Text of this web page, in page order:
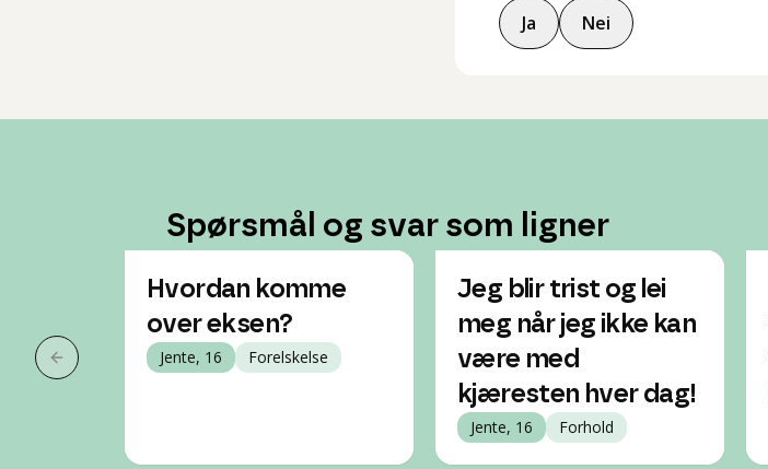
Ja Nei
Spørsmål og svar som ligner
Forrige slide
Hvordan komme
over eksen?
Jente, 16 Forelskelse
Jeg blir trist og lei
meg når jeg ikke kan
være med
kjæresten hver dag!
Jente, 16 Forhold